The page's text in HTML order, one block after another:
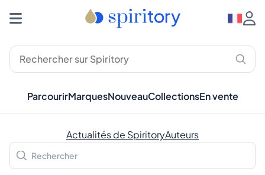
ParcourirMarquesNouveauCollectionsEn vente
Actualités de SpiritoryAuteurs